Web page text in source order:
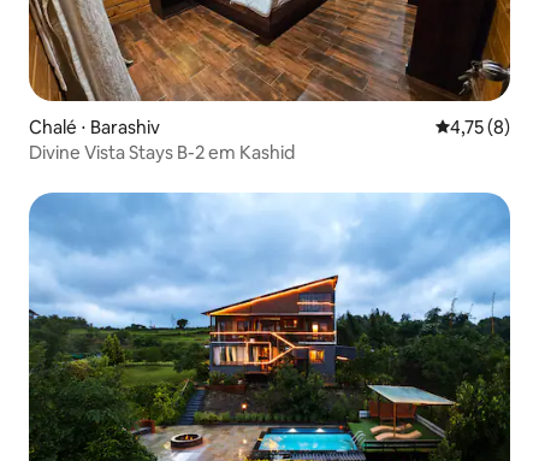
Chalé ⋅ Barashiv 4,75 de
4,75 (8)
Divine Vista Stays B-2 em Kashid